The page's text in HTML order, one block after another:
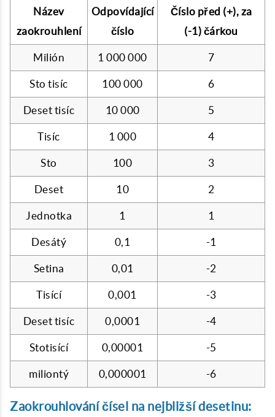
Název
zaokrouhlení
Odpovídající
číslo
Číslo před (+), za
(-1) čárkou
Milión 1 000 000 7
Sto tisíc 100 000 6
Deset tisíc 10 000 5
Tisíc 1 000 4
Sto 100 3
Deset 10 2
Jednotka 1 1
Desátý 0,1 -1
Setina 0,01 -2
Tisící 0,001 -3
Deset tisíc 0,0001 -4
Stotisící 0,00001 -5
miliontý 0,000001 -6
Zaokrouhlování čísel na nejbližší desetinu: